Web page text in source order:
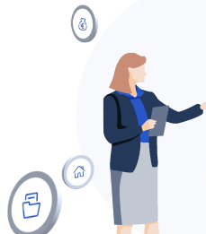
passenden
Versicherung
vor.